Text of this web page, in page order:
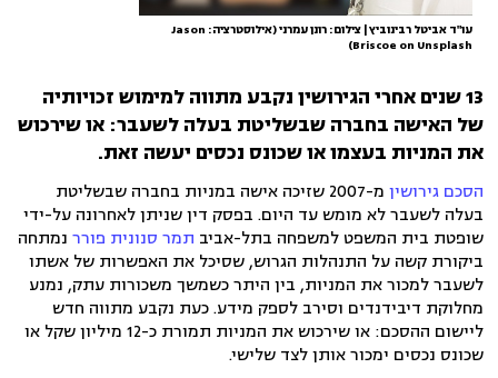
עו"ד אביטל רבינוביץ | צילום: רונן עמרני (אילוסטרציה: Jason
Briscoe on Unsplash)
13 שנים אחרי הגירושין נקבע מתווה למימוש זכויותיה
של האישה בחברה שבשליטת בעלה לשעבר: או שירכוש
את המניות בעצמו או שכונס נכסים יעשה זאת.
הסכם גירושין
מ-2007 שזיכה אישה במניות בחברה שבשליטת
בעלה לשעבר לא מומש עד היום. בפסק דין שניתן לאחרונה על-ידי
שופטת בית המשפט למשפחה בתל-אביב תמר סנונית פורר נמתחה
ביקורת קשה על התנהלות הגרוש, שסיכל את האפשרות של אשתו
לשעבר למכור את המניות, בין היתר כשמשך משכורות עתק, נמנע
מחלוקת דיבידנדים וסירב לספק מידע. כעת נקבע מתווה חדש
ליישום ההסכם: או שירכוש את המניות תמורת כ-12 מיליון שקל או
שכונס נכסים ימכור אותן לצד שלישי.